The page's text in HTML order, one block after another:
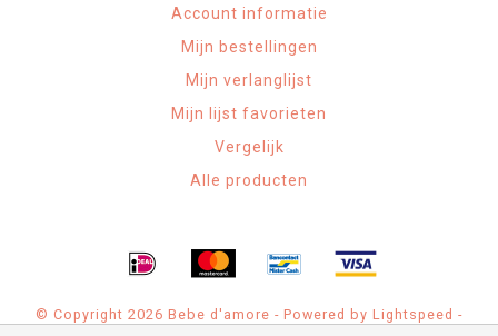
Account informatie
Mijn bestellingen
Mijn verlanglijst
Mijn lijst favorieten
Vergelijk
Alle producten
© Copyright 2026 Bebe d'amore - Powered by Lightspeed -